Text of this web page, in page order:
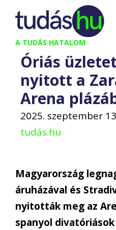
Kilépés
tartalomba
A TUDÁS HATALOM
Óriás üzletet
nyitott a
Arena
2025. szeptember
tudás.hu
Magyarország
áruházával és
nyitották meg az
spanyol